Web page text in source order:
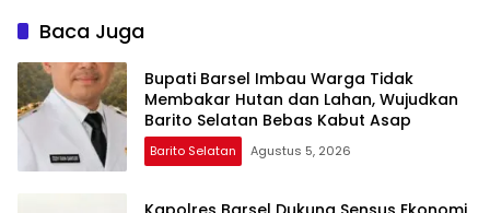
Baca Juga
Bupati Barsel Imbau Warga Tidak
Membakar Hutan dan Lahan, Wujudkan
Barito Selatan Bebas Kabut Asap
Barito Selatan Agustus 5, 2026